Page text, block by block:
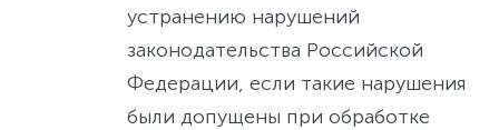
устранению нарушений
законодательства Российской
Федерации, если такие нарушения
были допущены при обработке